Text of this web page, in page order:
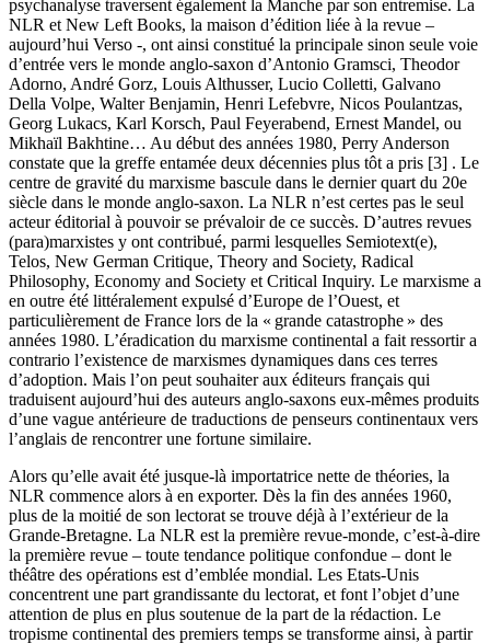
psychanalyse traversent également la Manche par son entremise. La
NLR et New Left Books, la maison d’édition liée à la revue –
aujourd’hui Verso -, ont ainsi constitué la principale sinon seule voie
d’entrée vers le monde anglo-saxon d’Antonio Gramsci, Theodor
Adorno, André Gorz, Louis Althusser, Lucio Colletti, Galvano
Della Volpe, Walter Benjamin, Henri Lefebvre, Nicos Poulantzas,
Georg Lukacs, Karl Korsch, Paul Feyerabend, Ernest Mandel, ou
Mikhaïl Bakhtine… Au début des années 1980, Perry Anderson
constate que la greffe entamée deux décennies plus tôt a pris [3] . Le
centre de gravité du marxisme bascule dans le dernier quart du 20e
siècle dans le monde anglo-saxon. La NLR n’est certes pas le seul
acteur éditorial à pouvoir se prévaloir de ce succès. D’autres revues
(para)marxistes y ont contribué, parmi lesquelles Semiotext(e),
Telos, New German Critique, Theory and Society, Radical
Philosophy, Economy and Society et Critical Inquiry. Le marxisme a
en outre été littéralement expulsé d’Europe de l’Ouest, et
particulièrement de France lors de la « grande catastrophe » des
années 1980. L’éradication du marxisme continental a fait ressortir a
contrario l’existence de marxismes dynamiques dans ces terres
d’adoption. Mais l’on peut souhaiter aux éditeurs français qui
traduisent aujourd’hui des auteurs anglo-saxons eux-mêmes produits
d’une vague antérieure de traductions de penseurs continentaux vers
l’anglais de rencontrer une fortune similaire.
Alors qu’elle avait été jusque-là importatrice nette de théories, la
NLR commence alors à en exporter. Dès la fin des années 1960,
plus de la moitié de son lectorat se trouve déjà à l’extérieur de la
Grande-Bretagne. La NLR est la première revue-monde, c’est-à-dire
la première revue – toute tendance politique confondue – dont le
théâtre des opérations est d’emblée mondial. Les Etats-Unis
concentrent une part grandissante du lectorat, et font l’objet d’une
attention de plus en plus soutenue de la part de la rédaction. Le
tropisme continental des premiers temps se transforme ainsi, à partir